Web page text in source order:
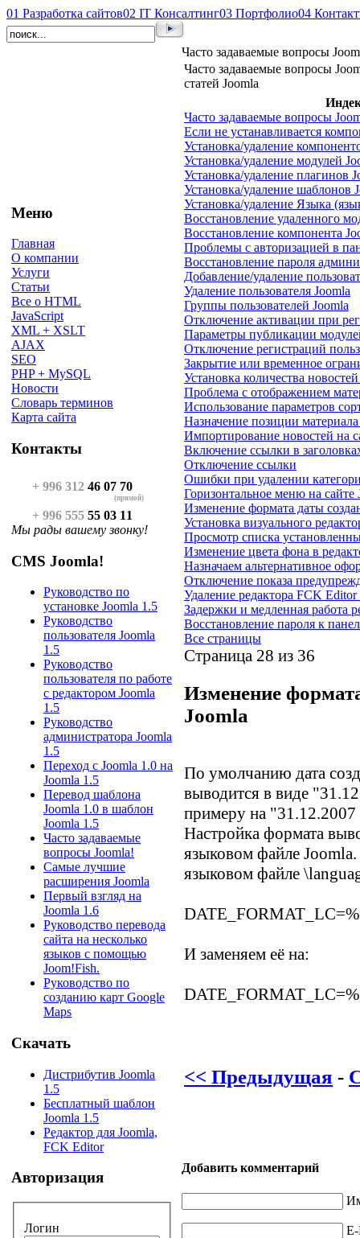
01 Разработка сайтов02 IT Консалтинг03 Портфолио04
Меню
Главная
О компании
Услуги
Статьи
Все о HTML
JavaScript
XML + XSLT
AJAX
SEO
PHP + MySQL
Новости
Словарь терминов
Карта сайта
Контакты
+ 996 312 46 07 70
(прямой)
+ 996 555 55 03 11
Мы рады вашему звонку!
CMS Joomla!
Руководство по
установке Joomla 1.5
Руководство
пользователя Joomla
1.5
Руководство
пользователя по работе
с редактором Joomla
1.5
Руководство
администратора Joomla
1.5
Переход с Joomla 1.0 на
Joomla 1.5
Перевод шаблона
Joomla 1.0 в шаблон
Joomla 1.5
Часто задаваемые
вопросы Joomla!
Самые лучшие
расширения Joomla
Первый взгляд на
Joomla 1.6
Руководство перевода
сайта на несколько
языков с помощью
Joom!Fish.
Руководство по
созданию карт Google
Maps
Скачать
Дистрибутив Joomla
1.5
Бесплатный шаблон
Joomla 1.5
Редактор для Joomla,
FCK Editor
Авторизация
Логин
Часто задаваемые вопросы
Часто задаваемые вопросы
статей Joomla
Часто задаваемые вопросы
Если не устанавливается
Установка/удаление
Установка/удаление модулей
Установка/удаление плагинов
Установка/удаление шаблонов
Установка/удаление Языка
Восстановление удаленного
Восстановление компонента
Проблемы с авторизацией в
Восстановление пароля
Добавление/удаление
Удаление пользователя Joomla
Группы пользователей Joomla
Отключение активации при
Параметры публикации
Отключение регистраций
Закрытие или временное
Установка количества
Проблема с отображением
Использование параметров
Назначение позиции
Импортирование новостей на
Включение ссылки в
Отключение ссылки
Ошибки при удалении
Горизонтальное меню на сайте
Изменение формата даты
Установка визуального
Просмотр списка
Изменение цвета фона в
Назначаем альтернативное
Отключение показа
Удаление редактора FCK
Задержки и медленная работа
Восстановление пароля к
Все страницы
Страница 28 из 36
Изменение
Joomla
По умолчанию дата
выводится в виде
примеру на "31.12.2007
Настройка формата
языковом файле
языковом файле
И заменяем её на:
<< Предыдущая -
Добавить комментарий
E-